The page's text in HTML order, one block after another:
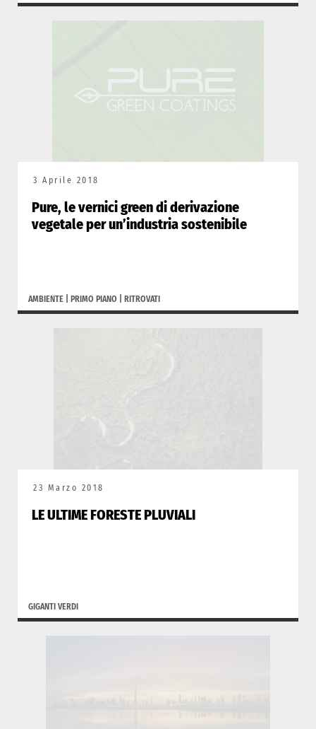
3 Aprile 2018
Pure, le vernici green di derivazione
vegetale per un’industria sostenibile
AMBIENTE PRIMO PIANO RITROVATI
23 Marzo 2018
LE ULTIME FORESTE PLUVIALI
GIGANTI VERDI